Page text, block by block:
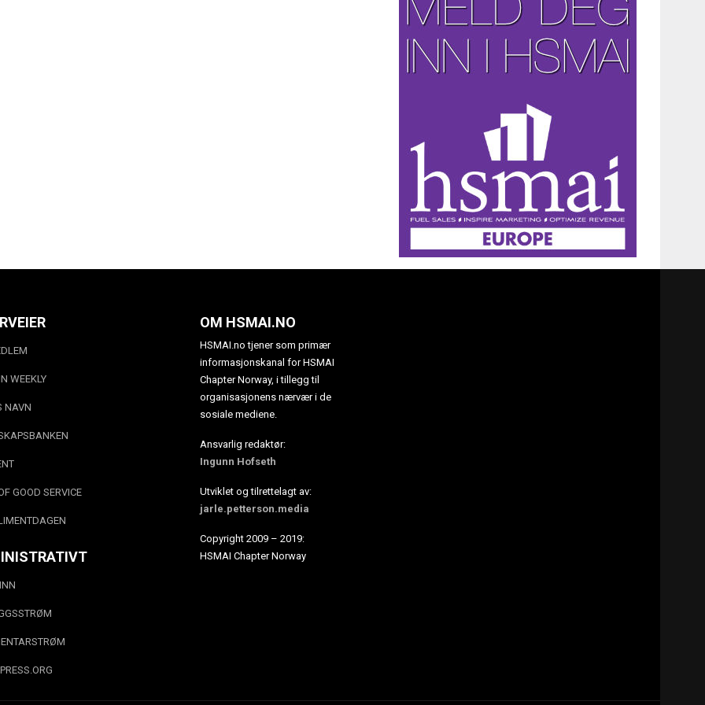
WEEKLY
NAVN
GOOD SERVICE
OM HSMAI.NO
HSMAI.no tjener som primær
informasjonskanal for HSMAI
Chapter Norway, i tillegg til
organisasjonens nærvær i de
sosiale mediene.
Ansvarlig redaktør:
Ingunn Hofseth
Utviklet og tilrettelagt av:
jarle.petterson.media
Copyright 2009 – 2019:
HSMAI Chapter Norway